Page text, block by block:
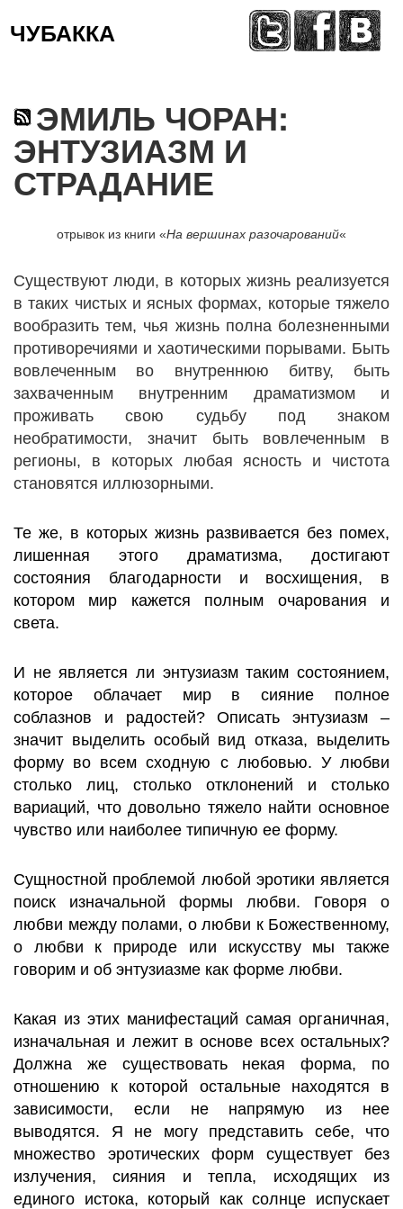
ЧУБАККА Меню
ЭМИЛЬ ЧОРАН:
ЭНТУЗИАЗМ И
СТРАДАНИЕ
отрывок из книги «На вершинах разочарований«
Существуют люди, в которых жизнь реализуется
в таких чистых и ясных формах, которые тяжело
вообразить тем, чья жизнь полна болезненными
противоречиями и хаотическими порывами. Быть
вовлеченным во внутреннюю битву, быть
захваченным внутренним драматизмом и
проживать свою судьбу под знаком
необратимости, значит быть вовлеченным в
регионы, в которых любая ясность и чистота
становятся иллюзорными.
Те же, в которых жизнь развивается без помех,
лишенная этого драматизма, достигают
состояния благодарности и восхищения, в
котором мир кажется полным очарования и
света.
И не является ли энтузиазм таким состоянием,
которое облачает мир в сияние полное
соблазнов и радостей? Описать энтузиазм –
значит выделить особый вид отказа, выделить
форму во всем сходную с любовью. У любви
столько лиц, столько отклонений и столько
вариаций, что довольно тяжело найти основное
чувство или наиболее типичную ее форму.
Сущностной проблемой любой эротики является
поиск изначальной формы любви. Говоря о
любви между полами, о любви к Божественному,
о любви к природе или искусству мы также
говорим и об энтузиазме как форме любви.
Какая из этих манифестаций самая органичная,
изначальная и лежит в основе всех остальных?
Должна же существовать некая форма, по
отношению к которой остальные находятся в
зависимости, если не напрямую из нее
выводятся. Я не могу представить себе, что
множество эротических форм существует без
излучения, сияния и тепла, исходящих из
единого истока, который как солнце испускает